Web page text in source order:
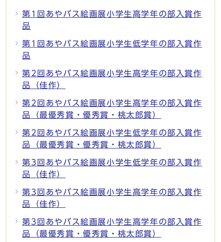
第1回あやバス絵画展小学生高学年の部入賞作
品
第1回あやバス絵画展小学生低学年の部入賞作
品
第2回あやバス絵画展小学生高学年の部入賞作
品（佳作）
第2回あやバス絵画展小学生高学年の部入賞作
品（最優秀賞・優秀賞・桃太郎賞）
第2回あやバス絵画展小学生低学年の部入賞作
品（最優秀賞・優秀賞・桃太郎賞）
第3回あやバス絵画展小学生低学年の部入賞作
品（佳作）
第3回あやバス絵画展小学生高学年の部入賞作
品（佳作）
第3回あやバス絵画展小学生高学年の部入賞作
品（最優秀賞・優秀賞・桃太郎賞）